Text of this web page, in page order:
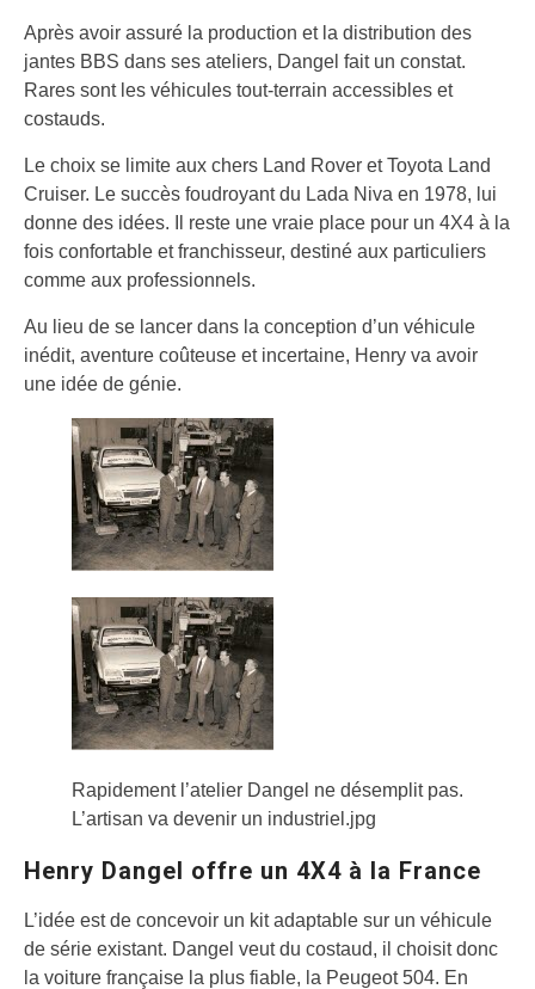
Après avoir assuré la production et la distribution des
jantes BBS dans ses ateliers, Dangel fait un constat.
Rares sont les véhicules tout-terrain accessibles et
costauds.
Le choix se limite aux chers Land Rover et Toyota Land
Cruiser. Le succès foudroyant du Lada Niva en 1978, lui
donne des idées. Il reste une vraie place pour un 4X4 à la
fois confortable et franchisseur, destiné aux particuliers
comme aux professionnels.
Au lieu de se lancer dans la conception d’un véhicule
inédit, aventure coûteuse et incertaine, Henry va avoir
une idée de génie.
Rapidement l’atelier Dangel ne désemplit pas.
L’artisan va devenir un industriel.jpg
Henry Dangel offre un 4X4 à la France
L’idée est de concevoir un kit adaptable sur un véhicule
de série existant. Dangel veut du costaud, il choisit donc
la voiture française la plus fiable, la Peugeot 504. En